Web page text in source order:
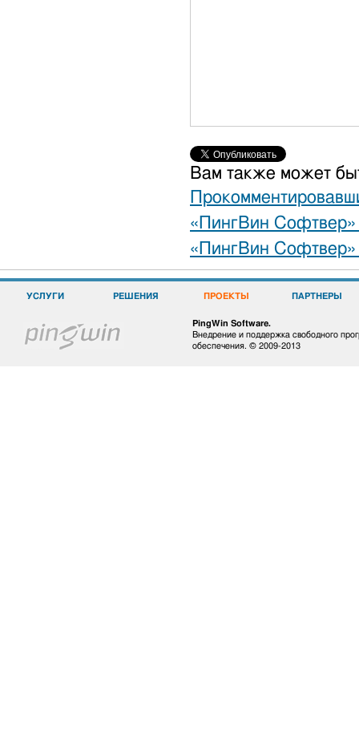
Вам также может
«ПингВин Софтвер»
«ПингВин
УСЛУГИ РЕШЕНИЯ ПРОЕКТЫ ПАРТНЕРЫ
PingWin Software.
Внедрение и поддержка свободного
обеспечения. © 2009-2013